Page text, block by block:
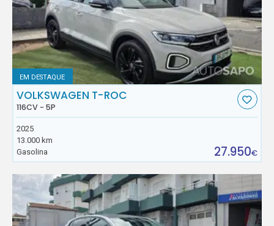
EM DESTAQUE
VOLKSWAGEN T-ROC
116CV - 5P
2025
13.000 km
Gasolina
27.950€